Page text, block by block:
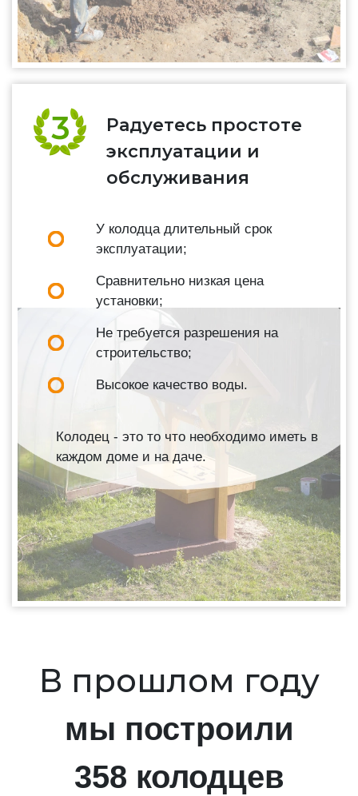
Радуетесь простоте
эксплуатации и
обслуживания
У колодца длительный срок
эксплуатации;
Сравнительно низкая цена
установки;
Не требуется разрешения на
строительство;
Высокое качество воды.
Колодец - это то что необходимо иметь в
каждом доме и на даче.
В прошлом году
мы построили
358 колодцев